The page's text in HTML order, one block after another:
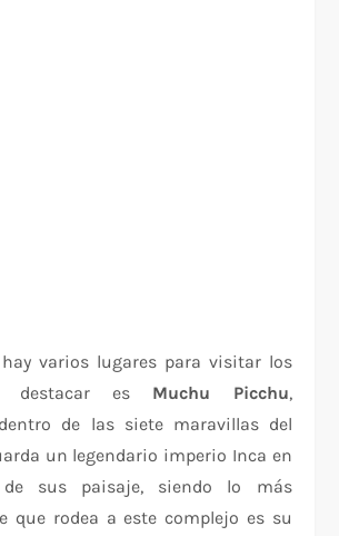
varios lugares para visitar los
destacar es Muchu Picchu,
de las siete maravillas del
un legendario imperio Inca en
sus paisaje, siendo lo más
que rodea a este complejo es su